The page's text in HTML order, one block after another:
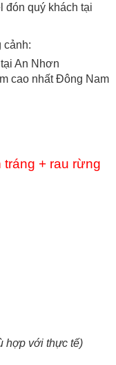
đón quý khách tại
cảnh:
An Nhơn
cao nhất Đông Nam
+ rau rừng
hợp với thực tế)